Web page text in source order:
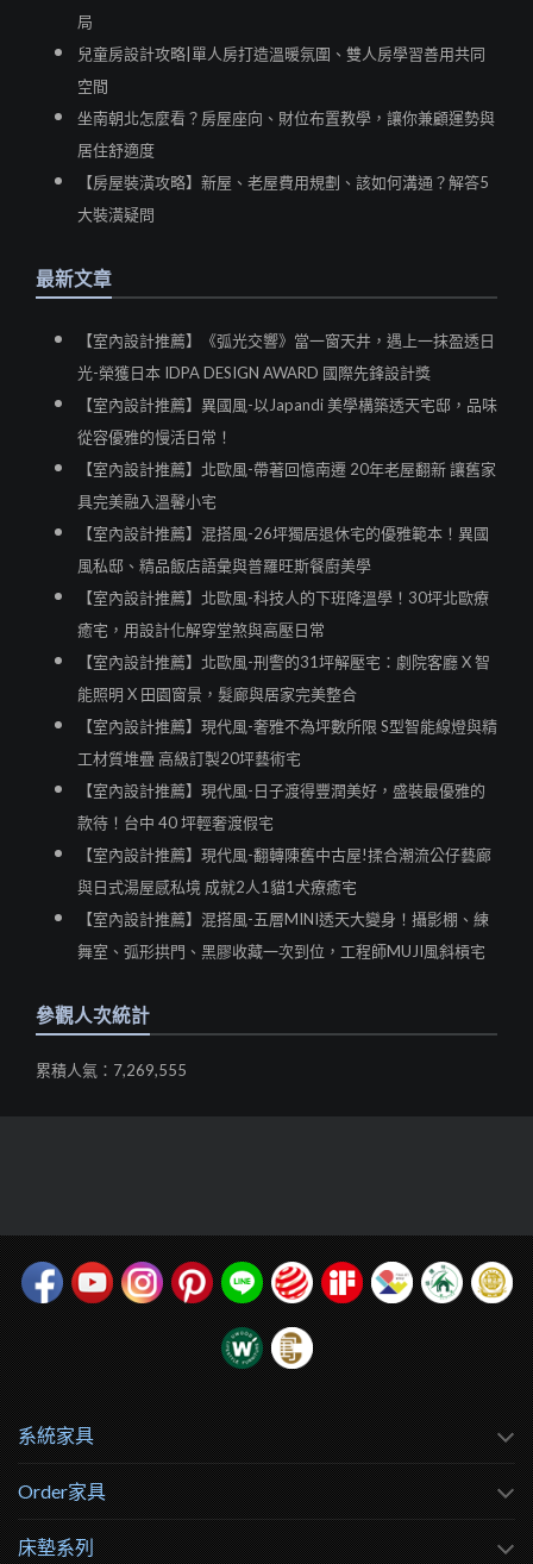
局
兒童房設計攻略|單人房打造溫暖氛圍、雙人房學習善用共同
空間
坐南朝北怎麼看？房屋座向、財位布置教學，讓你兼顧運勢與
居住舒適度
【房屋裝潢攻略】新屋、老屋費用規劃、該如何溝通？解答5
大裝潢疑問
最新文章
【室內設計推薦】《弧光交響》當一窗天井，遇上一抹盈透日
光-榮獲日本 IDPA DESIGN AWARD 國際先鋒設計獎
【室內設計推薦】異國風-以Japandi 美學構築透天宅邸，品味
從容優雅的慢活日常！
【室內設計推薦】北歐風-帶著回憶南遷 20年老屋翻新 讓舊家
具完美融入溫馨小宅
【室內設計推薦】混搭風-26坪獨居退休宅的優雅範本！異國
風私邸、精品飯店語彙與普羅旺斯餐廚美學
【室內設計推薦】北歐風-科技人的下班降溫學！30坪北歐療
癒宅，用設計化解穿堂煞與高壓日常
【室內設計推薦】北歐風-刑警的31坪解壓宅：劇院客廳 X 智
能照明 X 田園窗景，髮廊與居家完美整合
【室內設計推薦】現代風-奢雅不為坪數所限 S型智能線燈與精
工材質堆疊 高級訂製20坪藝術宅
【室內設計推薦】現代風-日子渡得豐潤美好，盛裝最優雅的
款待！台中 40 坪輕奢渡假宅
【室內設計推薦】現代風-翻轉陳舊中古屋!揉合潮流公仔藝廊
與日式湯屋感私境 成就2人1貓1犬療癒宅
【室內設計推薦】混搭風-五層MINI透天大變身！攝影棚、練
舞室、弧形拱門、黑膠收藏一次到位，工程師MUJI風斜槓宅
參觀人次統計
累積人氣：7,269,555
系統家具
Order家具
床墊系列